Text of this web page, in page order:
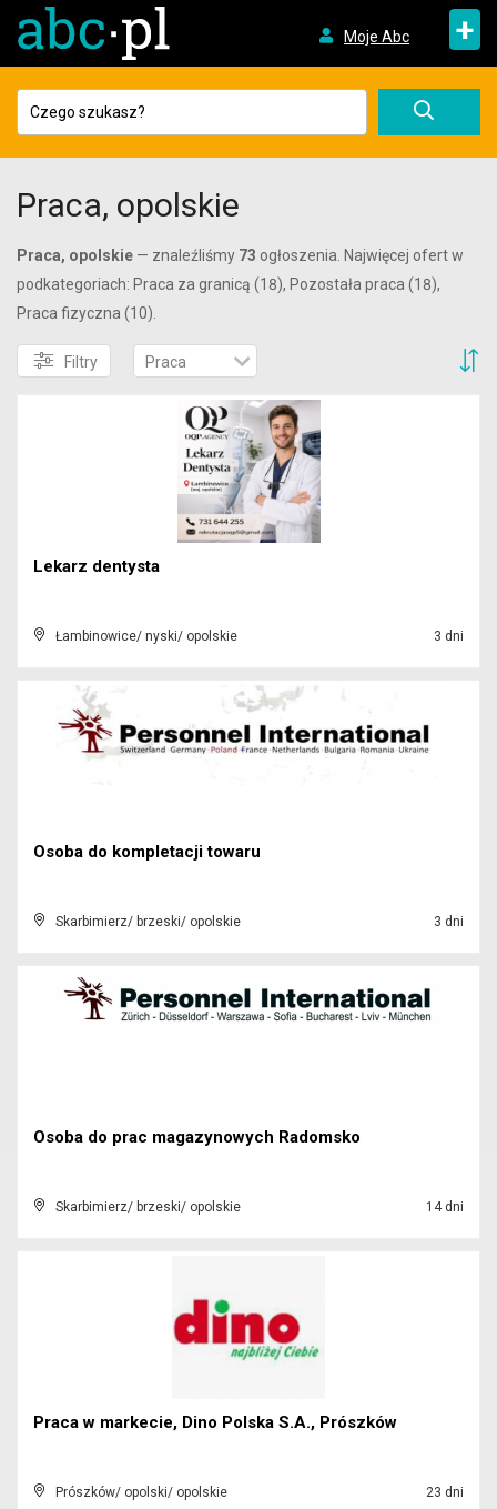
Moje Abc +
Praca, opolskie
Praca, opolskie — znaleźliśmy 73 ogłoszenia. Najwięcej ofert w
podkategoriach: Praca za granicą (18), Pozostała praca (18),
Praca fizyczna (10).
Filtry Praca
Lekarz dentysta
Łambinowice/ nyski/ opolskie 3 dni
Osoba do kompletacji towaru
Skarbimierz/ brzeski/ opolskie 3 dni
Osoba do prac magazynowych Radomsko
Skarbimierz/ brzeski/ opolskie 14 dni
Praca w markecie, Dino Polska S.A., Prószków
Prószków/ opolski/ opolskie 23 dni